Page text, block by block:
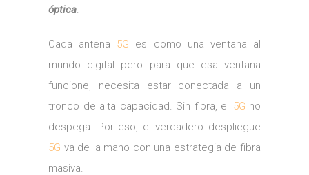
óptica.
Cada antena 5G es como una ventana al
mundo digital pero para que esa ventana
funcione, necesita estar conectada a un
tronco de alta capacidad. Sin fibra, el 5G no
despega. Por eso, el verdadero despliegue
5G va de la mano con una estrategia de fibra
masiva.